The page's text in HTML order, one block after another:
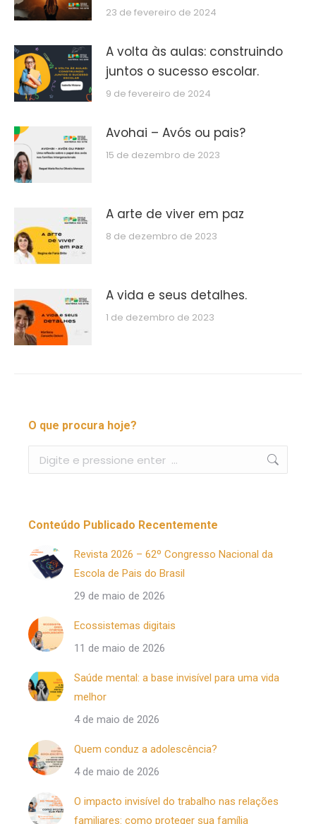
23 de fevereiro de 2024
A volta às aulas: construindo
juntos o sucesso escolar.
9 de fevereiro de 2024
Avohai – Avós ou pais?
15 de dezembro de 2023
A arte de viver em paz
8 de dezembro de 2023
A vida e seus detalhes.
1 de dezembro de 2023
O que procura hoje?
Buscar
Conteúdo Publicado Recentemente
Revista 2026 – 62º Congresso Nacional da
Escola de Pais do Brasil
29 de maio de 2026
Ecossistemas digitais
11 de maio de 2026
Saúde mental: a base invisível para uma vida
melhor
4 de maio de 2026
Quem conduz a adolescência?
4 de maio de 2026
O impacto invisível do trabalho nas relações
familiares: como proteger sua família